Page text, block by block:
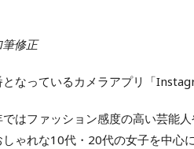
修正
なっているカメラアプリ「
はファッション感度の高い芸能
ゃれな10代・20代の女子を中心